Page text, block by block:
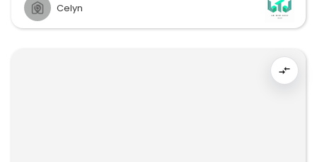
Celyn